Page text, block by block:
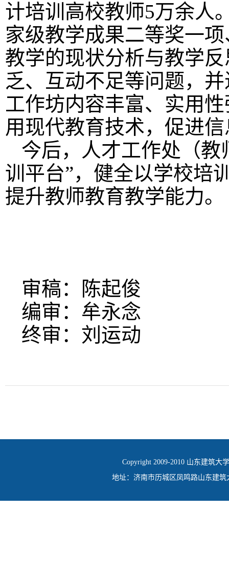
计培训高校教师5万余人
家级教学成果二等奖一
教学的现状分析与教学
乏、互动不足等问题，
工作坊内容丰富、实用
用现代教育技术，促进
今后，人才工作处（
训平台”，健全以学校培
提升教师教育教学能力。
审稿：陈起俊
编审：牟永念
终审：刘运动
Copyright 2009-2010 山东建筑大
地址：济南市历城区凤鸣路山东建